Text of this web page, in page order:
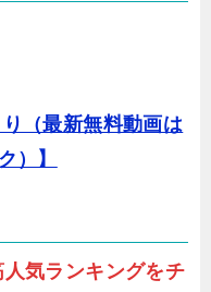
り（最新無料動画は
）】
気ランキングをチ